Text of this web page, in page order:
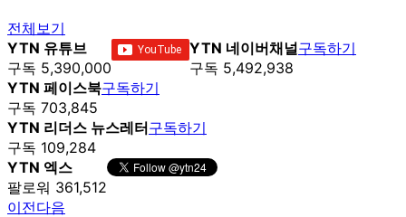
전체보기
YTN 유튜브
구독 5,390,000
YTN 네이버채널
구독 5,492,938
구독하기
YTN 페이스북
구독 703,845
구독하기
YTN 리더스 뉴스레터
구독 109,284
구독하기
YTN 엑스
팔로워 361,512
이전다음